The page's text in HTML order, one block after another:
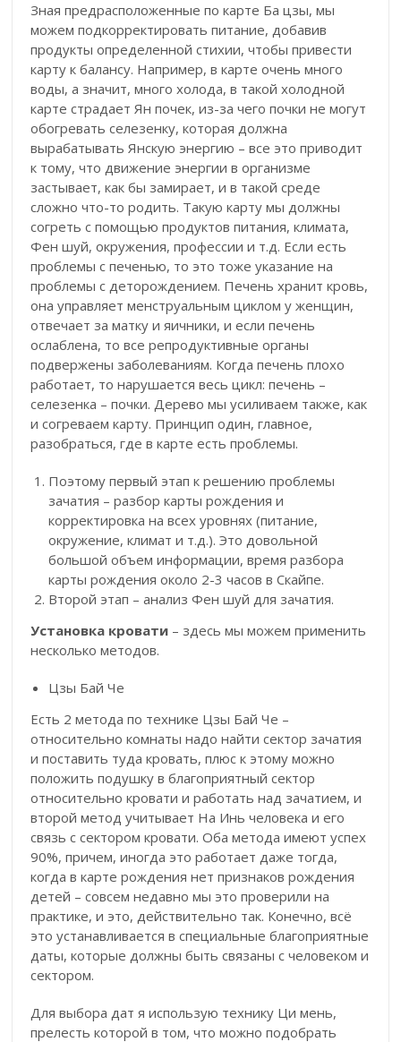
Зная предрасположенные по карте Ба цзы, мы
можем подкорректировать питание, добавив
продукты определенной стихии, чтобы привести
карту к балансу. Например, в карте очень много
воды, а значит, много холода, в такой холодной
карте страдает Ян почек, из-за чего почки не могут
обогревать селезенку, которая должна
вырабатывать Янскую энергию – все это приводит
к тому, что движение энергии в организме
застывает, как бы замирает, и в такой среде
сложно что-то родить. Такую карту мы должны
согреть с помощью продуктов питания, климата,
Фен шуй, окружения, профессии и т.д. Если есть
проблемы с печенью, то это тоже указание на
проблемы с деторождением. Печень хранит кровь,
она управляет менструальным циклом у женщин,
отвечает за матку и яичники, и если печень
ослаблена, то все репродуктивные органы
подвержены заболеваниям. Когда печень плохо
работает, то нарушается весь цикл: печень –
селезенка – почки. Дерево мы усиливаем также, как
и согреваем карту. Принцип один, главное,
разобраться, где в карте есть проблемы.
Поэтому первый этап к решению проблемы
зачатия – разбор карты рождения и
корректировка на всех уровнях (питание,
окружение, климат и т.д.). Это довольной
большой объем информации, время разбора
карты рождения около 2-3 часов в Скайпе.
Второй этап – анализ Фен шуй для зачатия.
Установка кровати – здесь мы можем применить
несколько методов.
Цзы Бай Че
Есть 2 метода по технике Цзы Бай Че –
относительно комнаты надо найти сектор зачатия
и поставить туда кровать, плюс к этому можно
положить подушку в благоприятный сектор
относительно кровати и работать над зачатием, и
второй метод учитывает На Инь человека и его
связь с сектором кровати. Оба метода имеют успех
90%, причем, иногда это работает даже тогда,
когда в карте рождения нет признаков рождения
детей – совсем недавно мы это проверили на
практике, и это, действительно так. Конечно, всё
это устанавливается в специальные благоприятные
даты, которые должны быть связаны с человеком и
сектором.
Для выбора дат я использую технику Ци мень,
прелесть которой в том, что можно подобрать